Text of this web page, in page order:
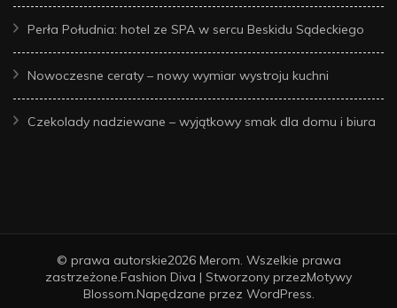
Perła Południa: hotel ze SPA w sercu Beskidu Sądeckiego
Nowoczesne ceraty – nowy wymiar wystroju kuchni
Czekolady nadziewane – wyjątkowy smak dla domu i biura
© prawa autorskie2026 Merom. Wszelkie prawa
zastrzeżone.Fashion Diva | Stworzony przezMotywy
Blossom.Napędzane przez WordPress.